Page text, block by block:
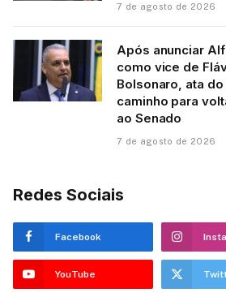
7 de agosto de 2026
Após anunciar
como vice de
Bolsonaro, ata do
caminho para
ao Senado
7 de agosto de 2026
Redes Sociais
Facebook
YouTube